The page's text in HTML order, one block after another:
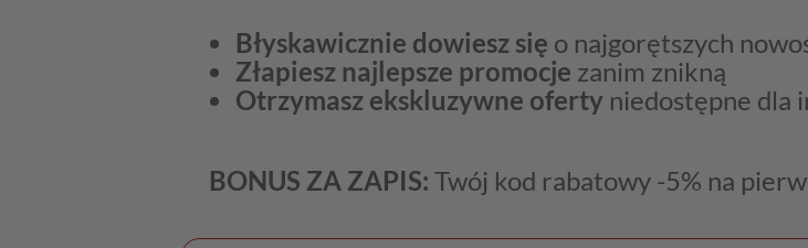
Błyskawicznie dowiesz się o najgorętszych
Złapiesz najlepsze promocje zanim znikną
Otrzymasz ekskluzywne oferty niedostępne dla
BONUS ZA ZAPIS: Twój kod rabatowy -5% na